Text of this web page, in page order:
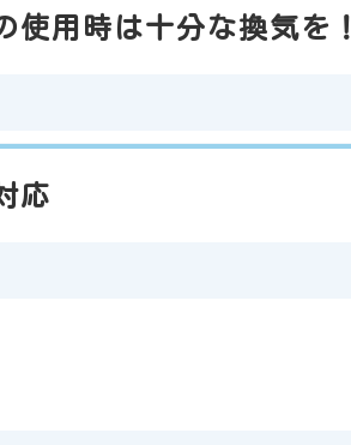
使用時は十分な換気を！
応